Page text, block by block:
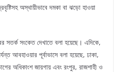
অস্থায়ীভাবে দমকা বা ঝড়ো হাওয়া
সতর্ক সংকেত দেখাতে বলা হয়েছে। এদিকে,
আবহাওয়ার পূর্বাভাসে বলা হয়েছে, ঢাকা,
অধিকাংশ জায়গায় এবং রংপুর, রাজশাহী ও